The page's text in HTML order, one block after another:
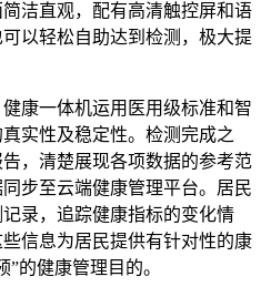
洁直观，配有高清触控屏和语
以轻松自助达到检测，极大提
康一体机运用医用级标准和智
实性及稳定性。检测完成之
，清楚展现各项数据的参考范
步至云端健康管理平台。居民
录，追踪健康指标的变化情
信息为居民提供有针对性的康
的健康管理目的。